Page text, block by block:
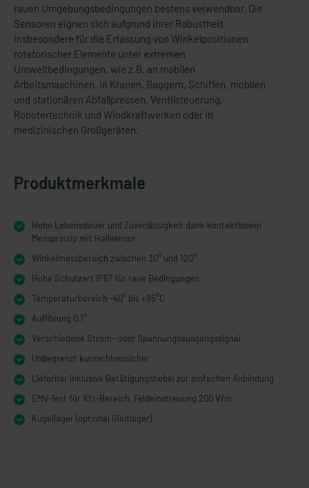
rauen Umgebungsbedingungen bestens verwendbar. Die
Sensoren eignen sich aufgrund ihrer Robustheit
insbesondere für die Erfassung von Winkelpositionen
rotatorischer Elemente unter extremen
Umweltbedingungen, wie z.B. an mobilen
Arbeitsmaschinen, in Kranen, Baggern, Schiffen, mobilen
und stationären Abfallpressen, Ventilsteuerung,
Robotertechnik und Windkraftwerken oder in
medizinischen Großgeräten.
Produktmerkmale
Hohe Lebensdauer und Zuverlässigkeit dank kontaktlosem
Messprinzip mit Hallsensor
Winkelmessbereich zwischen 30° und 120°
Hohe Schutzart IP67 für raue Bedingungen
Temperaturbereich -40° bis +85°C
Auflösung 0,1°
Verschiedene Strom- oder Spannungsausgangssignal
Unbegrenzt kurzschlusssicher
Lieferbar inklusive Betätigungshebel zur einfachen Anbindung
EMV-fest für Kfz-Bereich, Feldeinstreuung 200 V/m
Kugellager (optional Gleitlager)